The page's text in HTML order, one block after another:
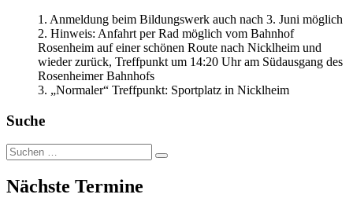
1. Anmeldung beim Bildungswerk auch nach 3. Juni möglich
2. Hinweis: Anfahrt per Rad möglich vom Bahnhof
Rosenheim auf einer schönen Route nach Nicklheim und
wieder zurück, Treffpunkt um 14:20 Uhr am Südausgang des
Rosenheimer Bahnhofs
3. „Normaler“ Treffpunkt: Sportplatz in Nicklheim
Suche
Suche
nach:
Nächste Termine